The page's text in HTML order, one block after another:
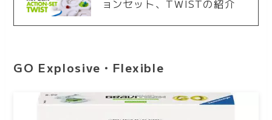
ョンセット、TWISTの紹介
GO Explosive・Flexible